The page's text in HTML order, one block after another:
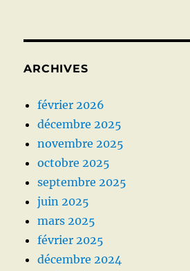
ARCHIVES
février 2026
décembre 2025
novembre 2025
octobre 2025
septembre 2025
juin 2025
mars 2025
février 2025
décembre 2024